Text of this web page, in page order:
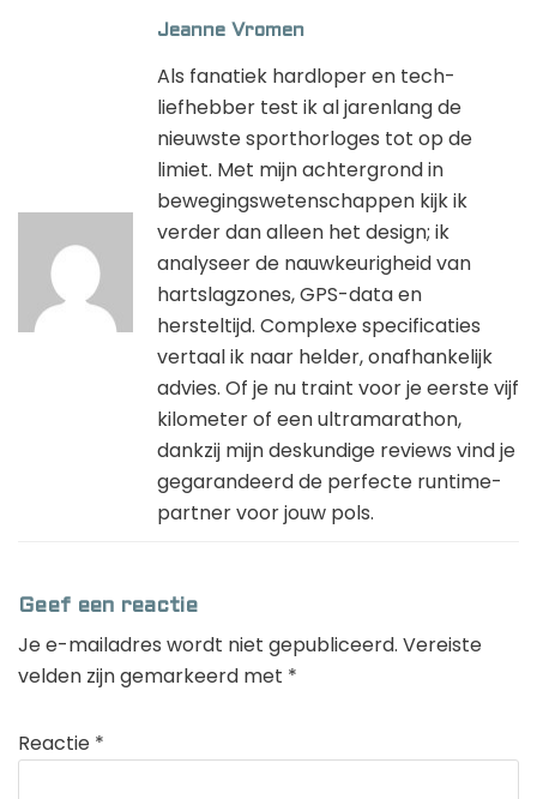
Jeanne Vromen
Als fanatiek hardloper en tech-
liefhebber test ik al jarenlang de
nieuwste sporthorloges tot op de
limiet. Met mijn achtergrond in
bewegingswetenschappen kijk ik
verder dan alleen het design; ik
analyseer de nauwkeurigheid van
hartslagzones, GPS-data en
hersteltijd. Complexe specificaties
vertaal ik naar helder, onafhankelijk
advies. Of je nu traint voor je eerste vijf
kilometer of een ultramarathon,
dankzij mijn deskundige reviews vind je
gegarandeerd de perfecte runtime-
partner voor jouw pols.
Geef een reactie
Je e-mailadres wordt niet gepubliceerd. Vereiste
velden zijn gemarkeerd met *
Reactie *